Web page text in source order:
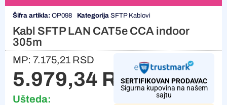
Šifra artikla: OP098 Kategorija SFTP Kablovi
Kabl SFTP LAN CAT5e CCA indoor
305m
MP: 7.175,21 RSD
5.979,34 RSD
Ušteda:
SERTIFIKOVAN PRODAVAC
Sigurna kupovina na našem
sajtu